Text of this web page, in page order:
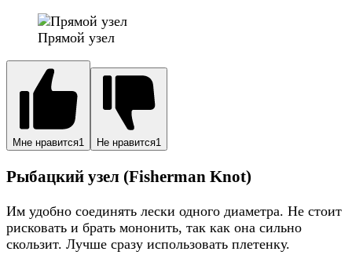
Прямой узел
Мне нравится1 Не нравится1
Рыбацкий узел (Fisherman Knot)
Им удобно соединять лески одного диаметра. Не стоит
рисковать и брать мононить, так как она сильно
скользит. Лучше сразу использовать плетенку.